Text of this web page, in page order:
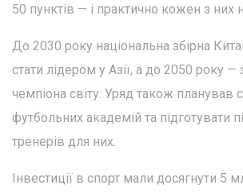
50 пунктів — і практично кожен з них
До 2030 року національна збірна
стати лідером у Азії, а до 2050 року
чемпіона світу. Уряд також планував
футбольних академій та підготувати
тренерів для них.
Інвестиції в спорт мали досягнути 5